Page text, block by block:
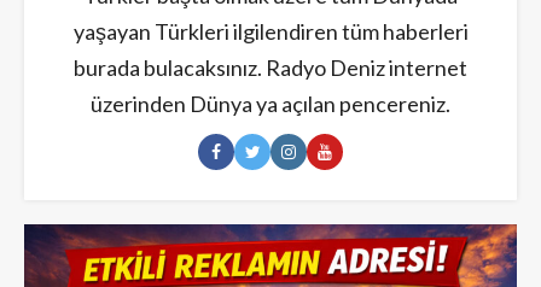
yaşayan Türkleri ilgilendiren tüm haberleri
burada bulacaksınız. Radyo Deniz internet
üzerinden Dünya ya açılan pencereniz.